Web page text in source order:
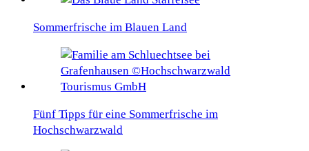
Sommerfrische im Blauen Land
Fünf Tipps für eine Sommerfrische im
Hochschwarzwald